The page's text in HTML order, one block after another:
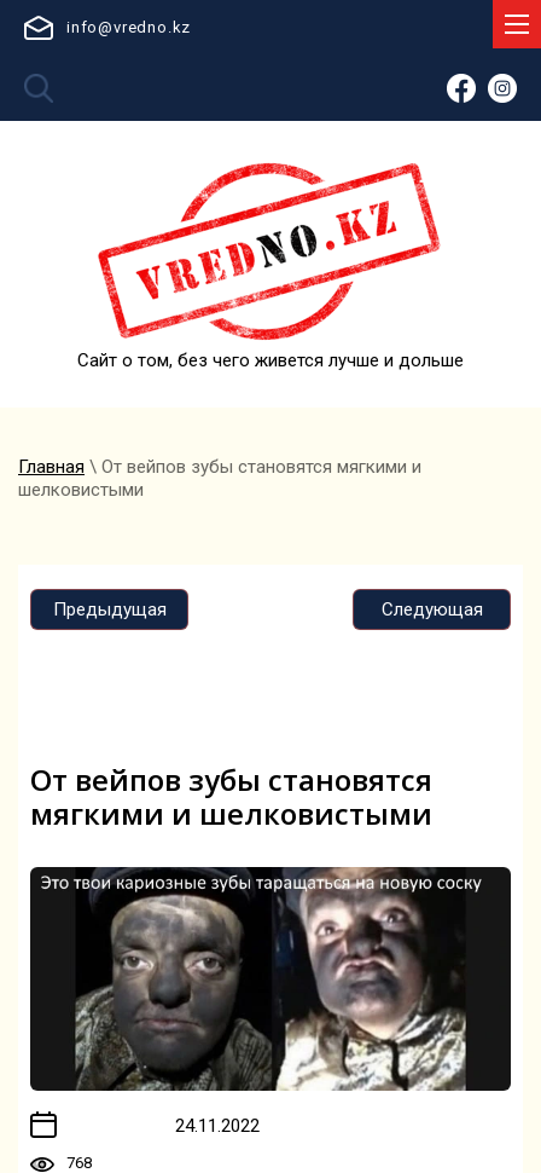
info@vredno.kz
Сайт о том, без чего живется лучше и дольше
Главная \ От вейпов зубы становятся мягкими и
шелковистыми
Предыдущая Следующая
От вейпов зубы становятся
мягкими и шелковистыми
24.11.2022
768